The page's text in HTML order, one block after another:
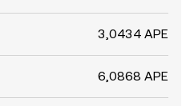
3,0434 APE
6,0868 APE